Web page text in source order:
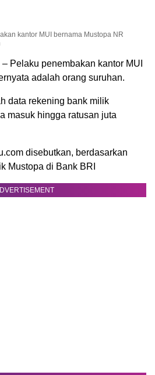
kantor MUI bernama Mustopa NR
– Pelaku penembakan kantor MUI
adalah orang suruhan.
data rekening bank milik
masuk hingga ratusan juta
disebutkan, berdasarkan
Mustopa di Bank BRI